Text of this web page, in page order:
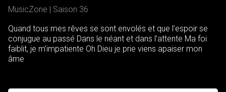
MusicZone | Saison 36
Quand tous mes rêves se sont envolés et que l’espoir se
conjugue au passé Dans le néant et dans l’attente Ma foi
faiblit, je m’impatiente Oh Dieu je prie viens apaiser mon
âme